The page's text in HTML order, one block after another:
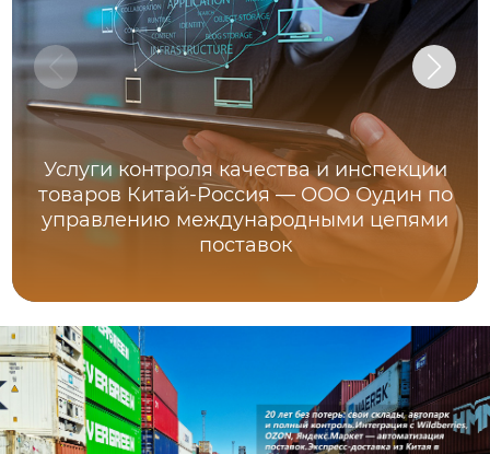
Услуги контроля качества и инспекции
товаров Китай-Россия — ООО Оудин по
управлению международными цепями
поставок